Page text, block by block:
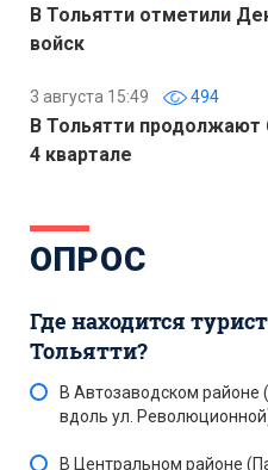
В Тольятти отметили
войск
3 августа 15:49 494
В Тольятти продолжают
4 квартале
ОПРОС
Где находится
Тольятти?
В Автозаводском районе
вдоль ул.
В Центральном районе